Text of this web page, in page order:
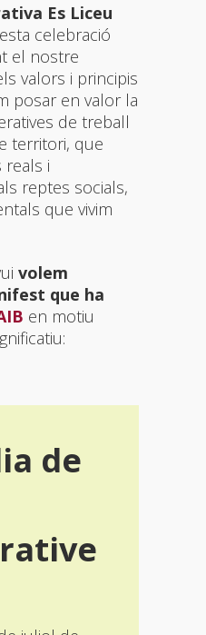
Es Liceu
celebració
el nostre
valors i principis
posar en valor la
de treball
territori, que
i
reptes socials,
que vivim
volem
que ha
en motiu
de